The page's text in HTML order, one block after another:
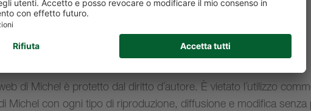
di Michel
di Michel è protetto dal diritto d´autore. È vietato l´utilizzo
Michel con ogni tipo di riproduzione, diffusione e modifica senza